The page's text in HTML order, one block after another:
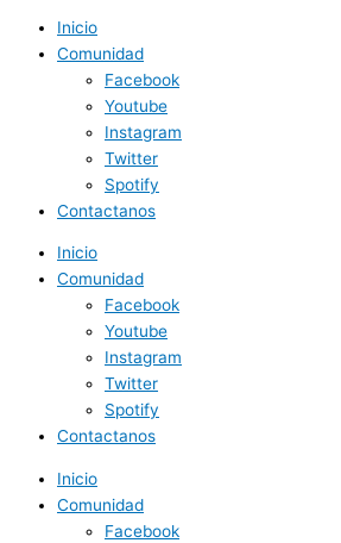
Inicio
Comunidad
Facebook
Youtube
Instagram
Twitter
Spotify
Contactanos
Inicio
Comunidad
Facebook
Youtube
Instagram
Twitter
Spotify
Contactanos
Inicio
Comunidad
Facebook